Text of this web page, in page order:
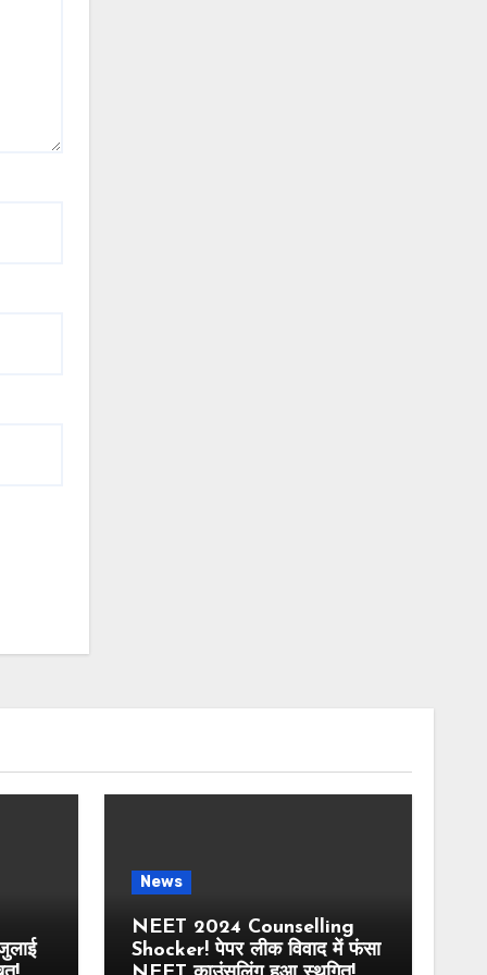
News
NEET 2024 Counselling
Shocker! पेपर लीक विवाद में फंसा